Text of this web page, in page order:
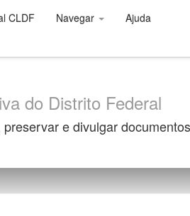
CLDF Navegar Ajuda
do Distrito Federal
e divulgar